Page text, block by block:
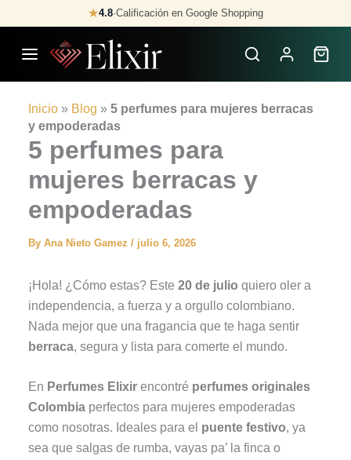
to
content
★4.8·Calificación en Google Shopping
Inicio » Blog » 5 perfumes para mujeres berracas
y empoderadas
5 perfumes para
mujeres berracas y
empoderadas
By Ana Nieto Gamez / julio 6, 2026
¡Hola! ¿Cómo estas? Este 20 de julio quiero oler a
independencia, a fuerza y a orgullo colombiano.
Nada mejor que una fragancia que te haga sentir
berraca, segura y lista para comerte el mundo.
En Perfumes Elixir encontré perfumes originales
Colombia perfectos para mujeres empoderadas
como nosotras. Ideales para el puente festivo, ya
sea que salgas de rumba, vayas pa’ la finca o